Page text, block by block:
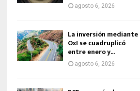
agosto 6, 2026
La inversión mediante
OxI se cuadruplicó
entre enero y...
agosto 6, 2026